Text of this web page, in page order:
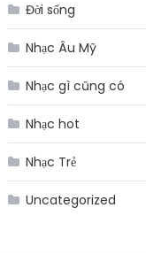
Đời sống
Nhạc Âu Mỹ
Nhạc gì cũng có
Nhạc hot
Nhạc Trẻ
Uncategorized